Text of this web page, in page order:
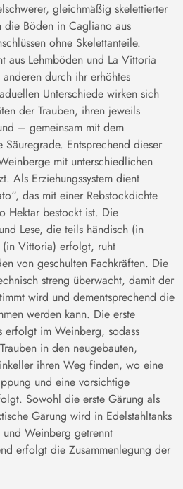
gleichmäßig skelettierter
die Böden in Cagliano aus
ohne Skelettanteile.
aus Lehmböden und La Vittoria
durch ihr erhöhtes
Unterschiede wirken sich
der Trauben, ihren jeweils
– gemeinsam mit dem
Entsprechend dieser
mit unterschiedlichen
Als Erziehungssystem dient
das mit einer Rebstockdichte
Hektar bestockt ist. Die
Lese, die teils händisch (in
Vittoria) erfolgt, ruht
von geschulten Fachkräften. Die
streng überwacht, damit der
wird und dementsprechend die
werden kann. Die erste
erfolgt im Weinberg, sodass
in den neugebauten,
ihren Weg finden, wo eine
und eine vorsichtige
Sowohl die erste Gärung als
Gärung wird in Edelstahltanks
Weinberg getrennt
erfolgt die Zusammenlegung der